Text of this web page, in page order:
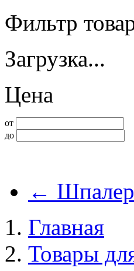
Фильтр
Загрузка...
Цена
от
до
←
Главная
Товары